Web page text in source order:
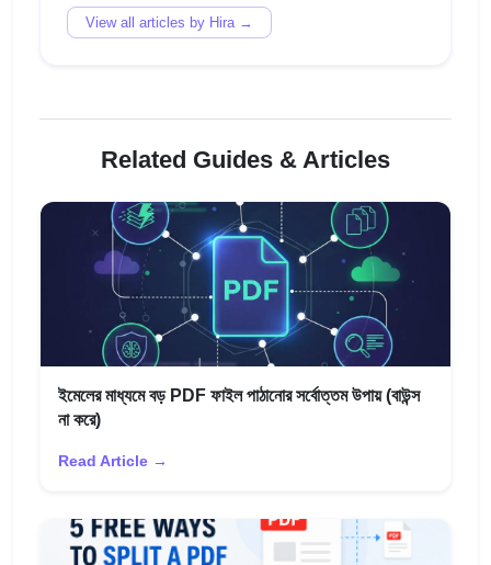
View all articles by Hira →
Related Guides & Articles
ইমেলের মাধ্যমে বড় PDF ফাইল পাঠানোর সর্বোত্তম উপায় (বাউন্স
না করে)
Read Article →